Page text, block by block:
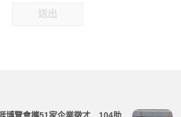
送出